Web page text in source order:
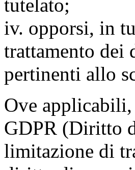
tutelato;
iv. opporsi, in
trattamento dei
pertinenti allo
Ove
GDPR (Diritto
limitazione di